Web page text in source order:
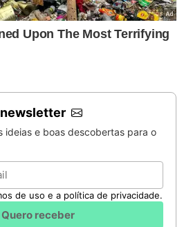
newsletter
ideias e boas descobertas para o
de uso e a política de privacidade.
Quero receber